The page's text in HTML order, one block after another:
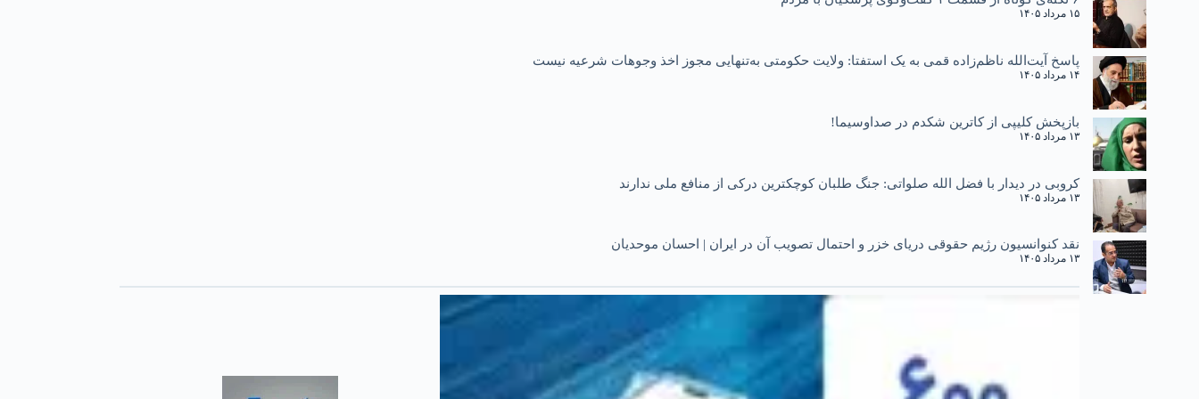
۱۵ مرداد ۱۴۰۵
پاسخ آیت‌الله ناظم‌زاده قمی به یک استفتا: ولایت حکومتی به‌تنهایی مجوز اخذ وجوهات شرعیه نیست
۱۴ مرداد ۱۴۰۵
بازپخش کلیپی از کاترین شکدم در صداوسیما!
۱۳ مرداد ۱۴۰۵
کروبی در دیدار با فضل الله صلواتی: جنگ طلبان کوچکترین درکی از منافع ملی ندارند
۱۳ مرداد ۱۴۰۵
نقد کنوانسیون رژیم حقوقی دریای خزر و احتمال تصویب آن در ایران | احسان موحدیان
۱۳ مرداد ۱۴۰۵